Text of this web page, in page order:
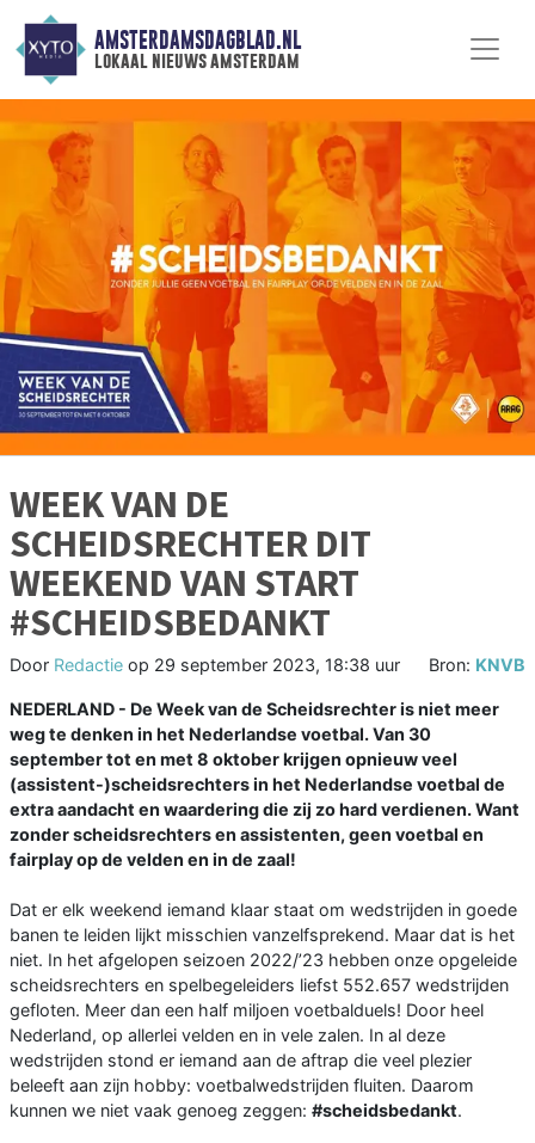
AMSTERDAMSDAGBLAD.NL
lokaal nieuws amsterdam
WEEK VAN DE
SCHEIDSRECHTER DIT
WEEKEND VAN START
#SCHEIDSBEDANKT
Door Redactie op 29 september 2023, 18:38 uur Bron: KNVB
NEDERLAND - De Week van de Scheidsrechter is niet meer
weg te denken in het Nederlandse voetbal. Van 30
september tot en met 8 oktober krijgen opnieuw veel
(assistent-)scheidsrechters in het Nederlandse voetbal de
extra aandacht en waardering die zij zo hard verdienen. Want
zonder scheidsrechters en assistenten, geen voetbal en
fairplay op de velden en in de zaal!
Dat er elk weekend iemand klaar staat om wedstrijden in goede
banen te leiden lijkt misschien vanzelfsprekend. Maar dat is het
niet. In het afgelopen seizoen 2022/’23 hebben onze opgeleide
scheidsrechters en spelbegeleiders liefst 552.657 wedstrijden
gefloten. Meer dan een half miljoen voetbalduels! Door heel
Nederland, op allerlei velden en in vele zalen. In al deze
wedstrijden stond er iemand aan de aftrap die veel plezier
beleeft aan zijn hobby: voetbalwedstrijden fluiten. Daarom
kunnen we niet vaak genoeg zeggen: #scheidsbedankt.